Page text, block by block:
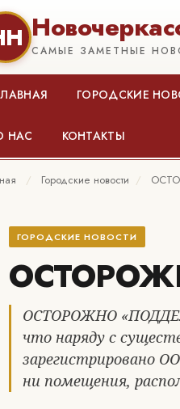
САМЫЕ ЗАМЕТНЫЕ
ГОРОДСКИЕ
НАС КОНТАКТЫ
/ Городские новости /
ГОРОДСКИЕ НОВОСТИ
ОСТОРОЖНО
что наряду с
зарегистрировано
ни помещения,